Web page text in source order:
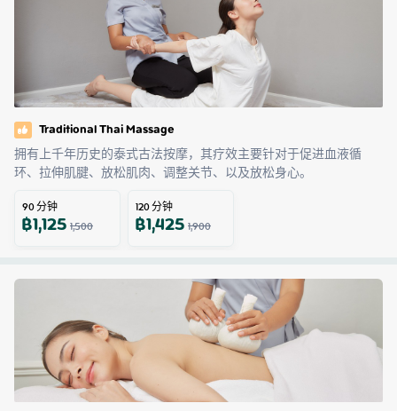
Traditional Thai Massage
拥有上千年历史的泰式古法按摩，其疗效主要针对于促进血液循
环、拉伸肌腱、放松肌肉、调整关节、以及放松身心。
90分钟
฿1,1251,500
120分钟
฿1,4251,900